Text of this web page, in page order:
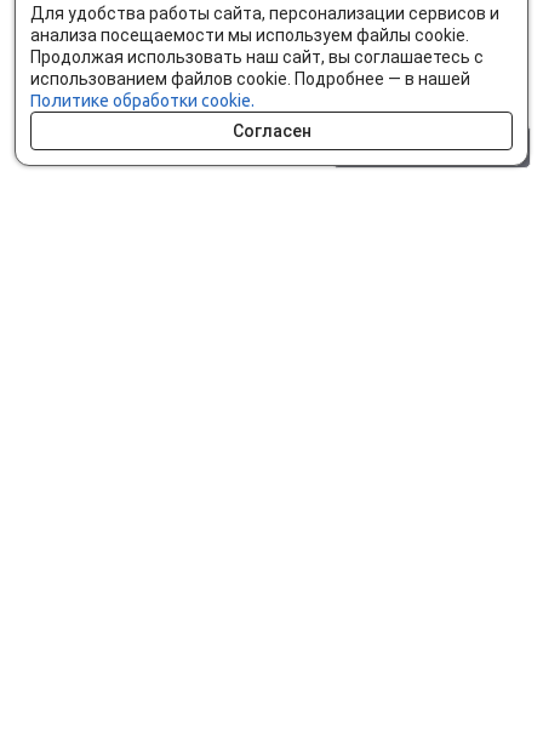
Для удобства работы сайта, персонализации сервисов и
анализа посещаемости мы используем файлы cookie.
Продолжая использовать наш сайт, вы соглашаетесь с
использованием файлов cookie. Подробнее — в нашей
Политике обработки cookie.
Согласен